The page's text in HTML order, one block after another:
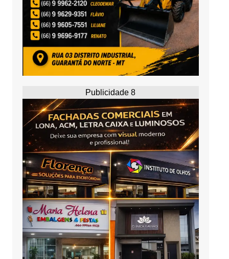
Publicidade 8